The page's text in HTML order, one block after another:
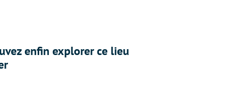
enfin explorer ce lieu